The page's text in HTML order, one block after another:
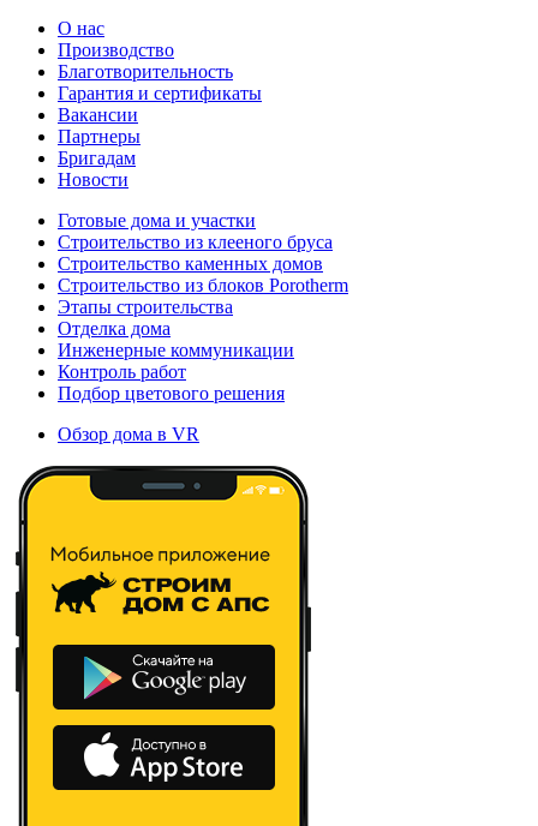
О нас
Производство
Благотворительность
Гарантия и сертификаты
Вакансии
Партнеры
Бригадам
Новости
Готовые дома и участки
Строительство из клееного бруса
Строительство каменных домов
Строительство из блоков Porotherm
Этапы строительства
Отделка дома
Инженерные коммуникации
Контроль работ
Подбор цветового решения
Обзор дома в VR